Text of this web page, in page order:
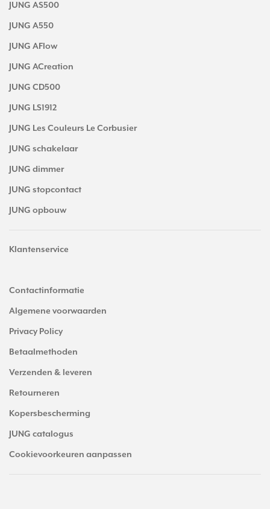
JUNG AS500
JUNG A550
JUNG AFlow
JUNG ACreation
JUNG CD500
JUNG LS1912
JUNG Les Couleurs Le Corbusier
JUNG schakelaar
JUNG dimmer
JUNG stopcontact
JUNG opbouw
Klantenservice
Contactinformatie
Algemene voorwaarden
Privacy Policy
Betaalmethoden
Verzenden & leveren
Retourneren
Kopersbescherming
JUNG catalogus
Cookievoorkeuren aanpassen